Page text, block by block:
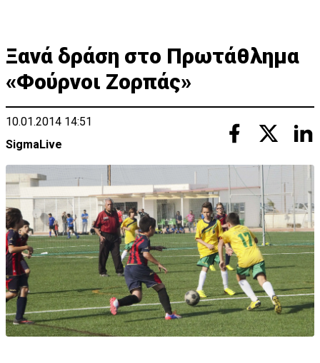
Ξανά δράση στο Πρωτάθλημα
«Φούρνοι Ζορπάς»
10.01.2014 14:51
SigmaLive